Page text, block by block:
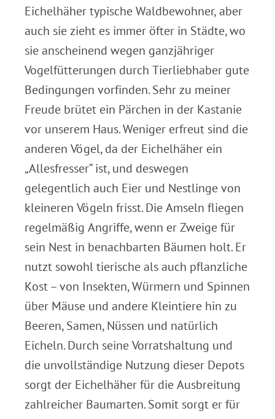
Eichelhäher typische Waldbewohner, aber
auch sie zieht es immer öfter in Städte, wo
sie anscheinend wegen ganzjähriger
Vogelfütterungen durch Tierliebhaber gute
Bedingungen vorfinden. Sehr zu meiner
Freude brütet ein Pärchen in der Kastanie
vor unserem Haus. Weniger erfreut sind die
anderen Vögel, da der Eichelhäher ein
„Allesfresser“ ist, und deswegen
gelegentlich auch Eier und Nestlinge von
kleineren Vögeln frisst. Die Amseln fliegen
regelmäßig Angriffe, wenn er Zweige für
sein Nest in benachbarten Bäumen holt. Er
nutzt sowohl tierische als auch pflanzliche
Kost – von Insekten, Würmern und Spinnen
über Mäuse und andere Kleintiere hin zu
Beeren, Samen, Nüssen und natürlich
Eicheln. Durch seine Vorratshaltung und
die unvollständige Nutzung dieser Depots
sorgt der Eichelhäher für die Ausbreitung
zahlreicher Baumarten. Somit sorgt er für